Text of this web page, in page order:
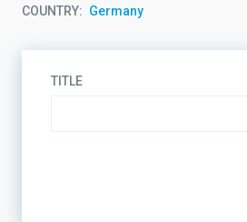
COUNTRY Germany
TITLE